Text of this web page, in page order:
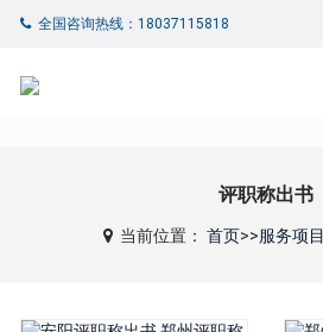
全国咨询热线：18037115818
评职称出书
当前位置：首页>>服务项目